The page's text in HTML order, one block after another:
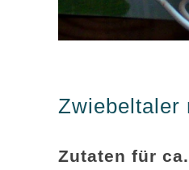
Zwiebeltaler
Zutaten für